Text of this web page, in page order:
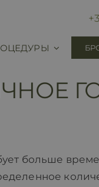
больше